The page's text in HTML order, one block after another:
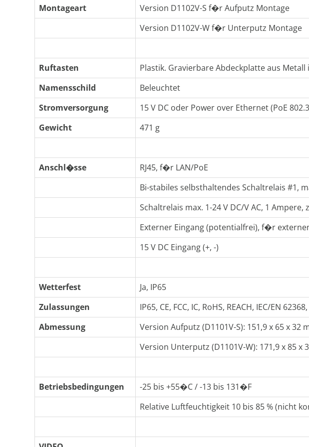
Montageart
Version D1102V-S f�r Aufputz Montage
Version D1102V-W f�r Unterputz Montage
Ruftasten
Plastik. Gravierbare Abdeckplatte aus
Namensschild
Beleuchtet
Stromversorgung
15 V DC oder Power over Ethernet (PoE
Gewicht
471 g
Anschl�sse
RJ45, f�r LAN/PoE
Bi-stabiles selbsthaltendes Schaltrelais #1,
Schaltrelais max. 1-24 V DC/V AC, 1
Externer Eingang (potentialfrei), f�r
15 V DC Eingang (+, -)
Wetterfest
Ja, IP65
Zulassungen
IP65, CE, FCC, IC, RoHS, REACH, IEC/EN
Abmessung
Version Aufputz (D1101V-S): 151,9 x 65 x 32
Version Unterputz (D1101V-W): 171,9 x 85 x
Betriebsbedingungen
-25 bis +55�C / -13 bis 131�F
Relative Luftfeuchtigkeit 10 bis 85 % (nicht